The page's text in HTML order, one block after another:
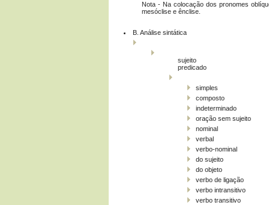
Nota - Na colocação dos pronomes
mesóclise e ênclise.
B. Análise sintática
sujeito
predicado
simples
composto
indeterminado
oração sem sujeito
nominal
verbal
verbo-nominal
do sujeito
do objeto
verbo de ligação
verbo intransitivo
verbo transitivo